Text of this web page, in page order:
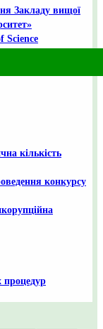
Закладу вищої
Science
кількість
конкурсу
процедур